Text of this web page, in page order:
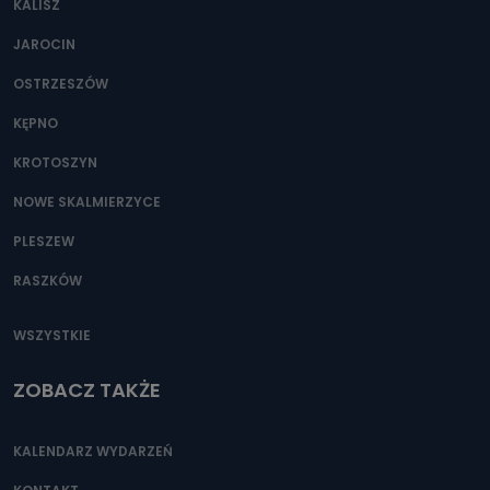
Można to zrobić pod numerem telefonu 62 735-51-05 lub
KALISZ
JAROCIN
OSTRZESZÓW
KĘPNO
KROTOSZYN
NOWE SKALMIERZYCE
PLESZEW
RASZKÓW
WSZYSTKIE
ZOBACZ TAKŻE
KALENDARZ WYDARZEŃ